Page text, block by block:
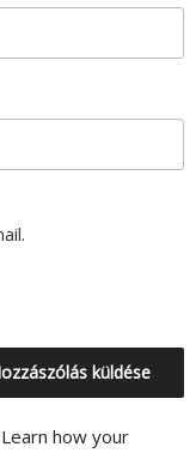
Learn how your